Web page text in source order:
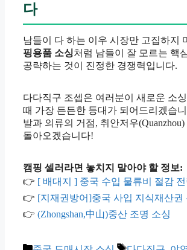
다
남들이 다 하는 이우 시장만 고집하지
핑용품 소싱처럼 남들이 잘 모르는 핵
공략하는 것이 진정한 경쟁력입니다.
다다직구 조셉은 여러분이 새로운 소
때 가장 든든한 등대가 되어드리겠습
발과 의류의 거점, 취안저우
돌아오겠습니다!
캠핑 셀러라면 놓치지 말아야 할 정보:
👉 [ 배대지 ] 중국 수입 물류비 절감
👉 [지재권방어]중국 사입 지식재산권
👉 (Zhongshan,中山)중산 조명 소싱
카
태